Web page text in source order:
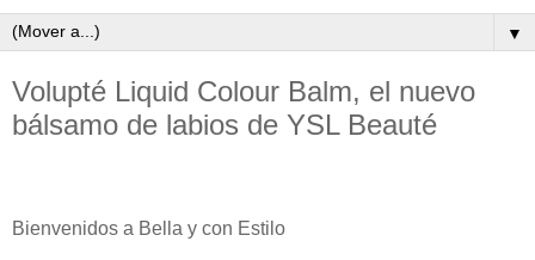
▼
Volupté Liquid Colour Balm, el nuevo
bálsamo de labios de YSL Beauté
Bienvenidos a Bella y con Estilo